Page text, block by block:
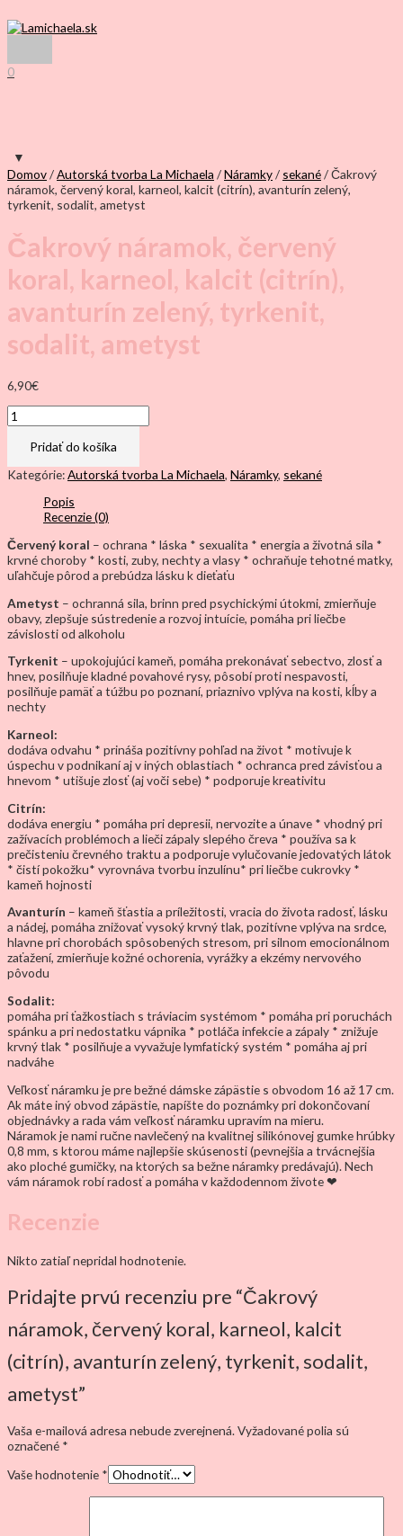
na
Menu
0
Domov/Autorská tvorba La Michaela /Náramky/ sekané/ Čakrový
náramok, červený koral, karneol, kalcit (citrín), avanturín zelený,
tyrkenit, sodalit, ametyst
Čakrový náramok, červený
koral, karneol, kalcit (citrín),
avanturín zelený, tyrkenit,
sodalit, ametyst
6,90€
množstvo
Čakrový
náramok,
koral,
(citrín),
avanturín
zelený,
tyrkenit,
sodalit,
ametyst
Pridať do košíka
Kategórie:Autorská tvorba La Michaela, Náramky, sekané
Popis
Recenzie (0)
Červený koral – ochrana * láska * sexualita * energia a životná sila *
krvné choroby * kosti, zuby, nechty a vlasy * ochraňuje tehotné matky,
uľahčuje pôrod a prebúdza lásku k dieťaťu
Ametyst – ochranná sila, brinn pred psychickými útokmi, zmierňuje
obavy, zlepšuje sústredenie a rozvoj intuície, pomáha pri liečbe
závislosti od alkoholu
Tyrkenit – upokojujúci kameň, pomáha prekonávať sebectvo, zlosť a
hnev, posilňuje kladné povahové rysy, pôsobí proti nespavosti,
posilňuje pamäť a túžbu po poznaní, priaznivo vplýva na kosti, kĺby a
nechty
Karneol:
dodáva odvahu * prináša pozitívny pohľad na život * motivuje k
úspechu v podnikaní aj v iných oblastiach * ochranca pred závisťou a
hnevom * utišuje zlosť (aj voči sebe) * podporuje kreativitu
Citrín:
dodáva energiu * pomáha pri depresii, nervozite a únave * vhodný pri
zažívacích problémoch a lieči zápaly slepého čreva * používa sa k
prečisteniu črevného traktu a podporuje vylučovanie jedovatých látok
* čistí pokožku* vyrovnáva tvorbu inzulínu* pri liečbe cukrovky *
kameň hojnosti
Avanturín – kameň šťastia a príležitosti, vracia do života radosť, lásku
a nádej, pomáha znižovať vysoký krvný tlak, pozitívne vplýva na srdce,
hlavne pri chorobách spôsobených stresom, pri silnom emocionálnom
zaťažení, zmierňuje kožné ochorenia, vyrážky a ekzémy nervového
pôvodu
Sodalit:
pomáha pri ťažkostiach s tráviacim systémom * pomáha pri poruchách
spánku a pri nedostatku vápnika * potláča infekcie a zápaly * znižuje
krvný tlak * posilňuje a vyvažuje lymfatický systém * pomáha aj pri
nadváhe
Veľkosť náramku je pre bežné dámske zápästie s obvodom 16 až 17 cm.
Ak máte iný obvod zápästie, napíšte do poznámky pri dokončovaní
objednávky a rada vám veľkosť náramku upravím na mieru.
Náramok je nami ručne navlečený na kvalitnej silikónovej gumke hrúbky
0,8 mm, s ktorou máme najlepšie skúsenosti (pevnejšia a trvácnejšia
ako ploché gumičky, na ktorých sa bežne náramky predávajú). Nech
vám náramok robí radosť a pomáha v každodennom živote ❤
Recenzie
Nikto zatiaľ nepridal hodnotenie.
Pridajte prvú recenziu pre “Čakrový
náramok, červený koral, karneol, kalcit
(citrín), avanturín zelený, tyrkenit, sodalit,
ametyst”
Vaša e-mailová adresa nebude zverejnená. Vyžadované polia sú
označené *
Vaše hodnotenie *